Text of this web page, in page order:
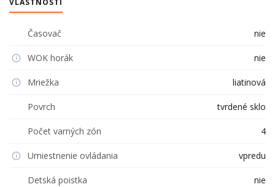
VLASTNOSTI
Časovač nie
WOK horák nie
Mriežka liatinová
Povrch tvrdené sklo
Počet varných zón 4
Umiestnenie ovládania vpredu
Detská poistka nie